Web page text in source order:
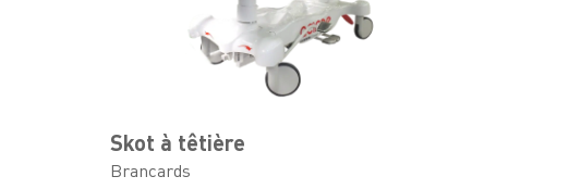
Skot à têtière
Brancards